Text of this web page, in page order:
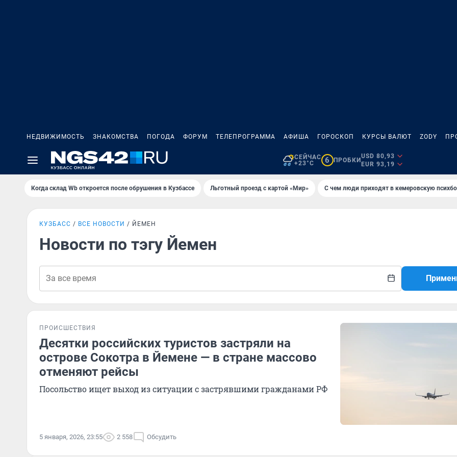
НЕДВИЖИМОСТЬ ЗНАКОМСТВА ПОГОДА ФОРУМ ТЕЛЕПРОГРАММА АФИША ГОРОСКОП КУРСЫ ВАЛЮТ ZODY
СЕЙЧАС
+23°C
6 ПРОБКИ
USD 80,93
EUR 93,19
Когда склад Wb откроется после обрушения в Кузбассе Льготный проезд с картой «Мир» С чем люди приходят в кемеровскую
КУЗБАСС ВСЕ НОВОСТИ ЙЕМЕН
Новости по тэгу Йемен
ПРОИСШЕСТВИЯ
Десятки российских туристов застряли на
острове Сокотра в Йемене — в стране массово
отменяют рейсы
Посольство ищет выход из ситуации с застрявшими гражданами РФ
5 января, 2026, 23:55 2 558 Обсудить